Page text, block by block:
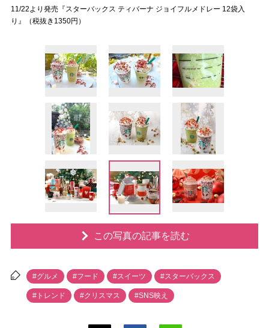
11/22より発売『スターバックス ティバーナ ジョイフルメドレー 12袋入
り』（税抜き1350円）
この写真の記事を読む
#グルメ #フード #スイーツ #スターバックス
#トレンド #クリスマス #SNS映え